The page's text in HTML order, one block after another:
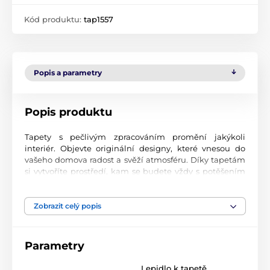
Kód produktu: tap1557
Popis a parametry
Popis produktu
Tapety s pečlivým zpracováním promění jakýkoli
interiér. Objevte originální designy, které vnesou do
vašeho domova radost a svěží atmosféru. Díky tapetám
si vytvoříte prostředí, kam se budete vždy s potěšením
Špičková kvalita tisku
silný prvek místnosti. Jsou vytištěny na vysoce kvalitní
Zobrazit celý popis
Parametry